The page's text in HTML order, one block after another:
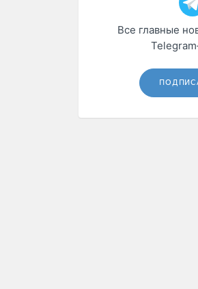
Все главные